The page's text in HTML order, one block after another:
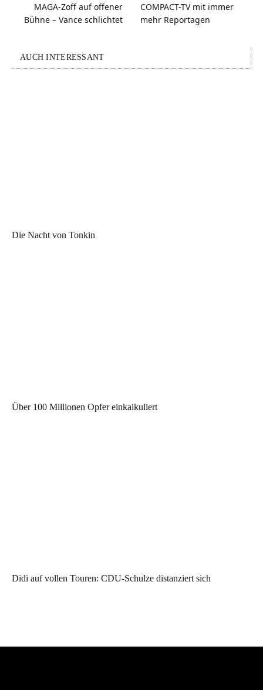
MAGA-Zoff auf offener
Bühne – Vance schlichtet
COMPACT-TV mit immer
mehr Reportagen
AUCH INTERESSANT
Die Nacht von Tonkin
Über 100 Millionen Opfer einkalkuliert
Didi auf vollen Touren: CDU-Schulze distanziert sich